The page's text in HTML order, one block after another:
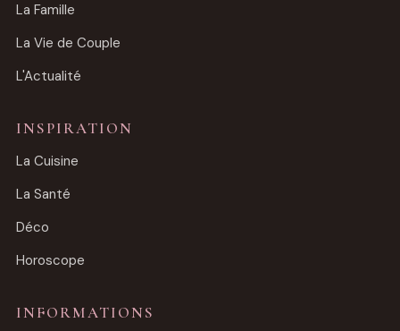
La Famille
La Vie de Couple
L'Actualité
INSPIRATION
La Cuisine
La Santé
Déco
Horoscope
INFORMATIONS